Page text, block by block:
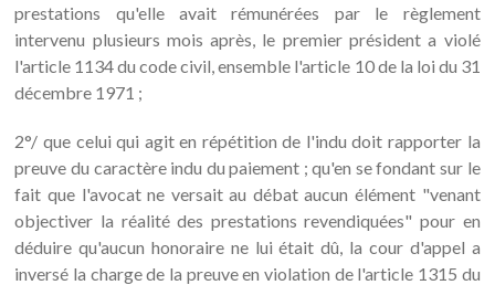
prestations qu'elle avait rémunérées par le règlement
intervenu plusieurs mois après, le premier président a violé
l'article 1134 du code civil, ensemble l'article 10 de la loi du 31
décembre 1971 ;
2°/ que celui qui agit en répétition de l'indu doit rapporter la
preuve du caractère indu du paiement ; qu'en se fondant sur le
fait que l'avocat ne versait au débat aucun élément "venant
objectiver la réalité des prestations revendiquées" pour en
déduire qu'aucun honoraire ne lui était dû, la cour d'appel a
inversé la charge de la preuve en violation de l'article 1315 du